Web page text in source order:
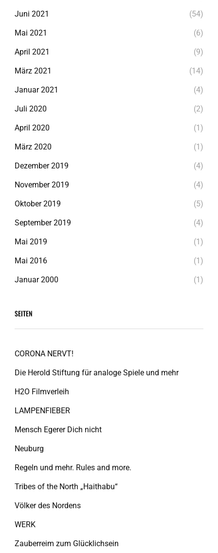
Juni 2021 (54)
Mai 2021 (6)
April 2021 (9)
März 2021 (14)
Januar 2021 (4)
Juli 2020 (2)
April 2020 (1)
März 2020 (1)
Dezember 2019 (4)
November 2019 (4)
Oktober 2019 (5)
September 2019 (4)
Mai 2019 (1)
Mai 2016 (1)
Januar 2000 (1)
SEITEN
CORONA NERVT!
Die Herold Stiftung für analoge Spiele und mehr
H2O Filmverleih
LAMPENFIEBER
Mensch Egerer Dich nicht
Neuburg
Regeln und mehr. Rules and more.
Tribes of the North „Haithabu“
Völker des Nordens
WERK
Zauberreim zum Glücklichsein